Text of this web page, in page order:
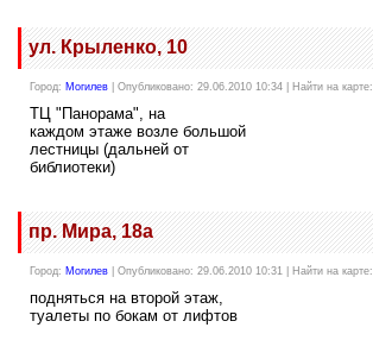
ул. Крыленко, 10
Город: Могилев | Опубликовано: 29.06.2010 10:34 | Найти на карте:
ТЦ "Панорама", на
каждом этаже возле большой
лестницы (дальней от
библиотеки)
пр. Мира, 18а
Город: Могилев | Опубликовано: 29.06.2010 10:31 | Найти на карте:
подняться на второй этаж,
туалеты по бокам от лифтов